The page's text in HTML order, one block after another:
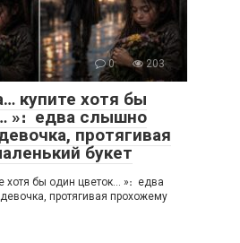
0 203
купите хотя бы
»։ едва слышно
протягивая
букет
хотя бы один цветок… »։ едва
протягивая прохожему